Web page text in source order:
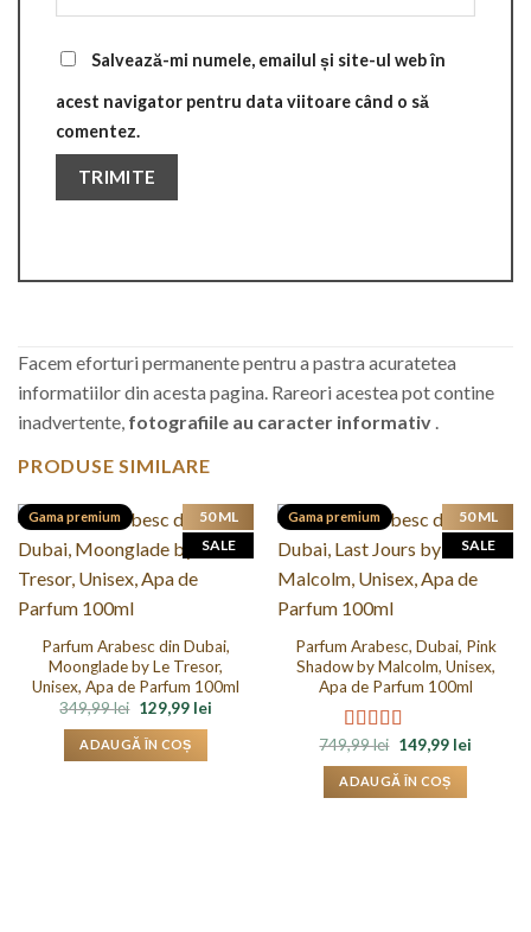
Salvează-mi numele, emailul și site-ul web în
acest navigator pentru data viitoare când o să
comentez.
Facem eforturi permanente pentru a pastra acuratetea
informatiilor din acesta pagina. Rareori acestea pot contine
inadvertente, fotografiile au caracter informativ
PRODUSE SIMILARE
Parfum Arabesc din Dubai,
Moonglade by Le Tresor,
Unisex, Apa de Parfum 100ml
349,99lei Prețul
inițial
a
fost:
129,99 leiPrețul
ADAUGĂ ÎN COȘ
Gama premium
50 ML
SALE
Parfum Arabesc, Dubai, Pink
Shadow by Malcolm, Unisex,
Apa de Parfum 100ml
Evaluat la
5.00din 5
749,99lei Prețul
inițial
a
fost:
149,99 leiPrețul
ADAUGĂ ÎN COȘ
Gama premium
50 ML
SALE